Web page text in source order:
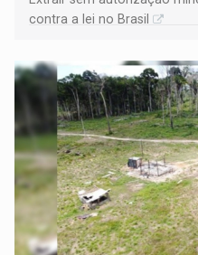
contra a lei no Brasil